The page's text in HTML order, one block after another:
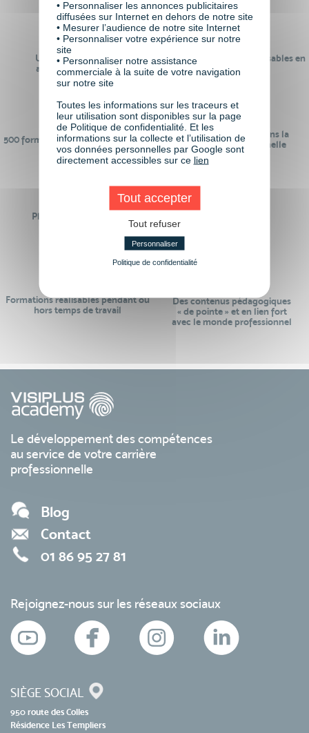
Un réseau de 22 000
anciens participants
100% des formations réalisables en
digital learning
500 formations pour se préparer au
monde de demain
24 ans d'expérience dans la
formation professionnelle
Plus de 50 formations
Formations réalisables pendant ou
hors temps de travail
Des contenus pédagogiques
« de pointe » et en lien fort
avec le monde professionnel
Le développement des compétences
au service de votre carrière
professionnelle
Blog
Contact
01 86 95 27 81
Rejoignez-nous sur les réseaux sociaux
SIÈGE SOCIAL
950 route des Colles
Résidence Les Templiers
• Personnaliser les annonces publicitaires
diffusées sur Internet en dehors de notre site
• Mesurer l’audience de notre site Internet
• Personnaliser votre expérience sur notre
site
• Personnaliser notre assistance
commerciale à la suite de votre navigation
sur notre site
Toutes les informations sur les traceurs et
leur utilisation sont disponibles sur la page
de Politique de confidentialité. Et les
informations sur la collecte et l’utilisation de
vos données personnelles par Google sont
directement accessibles sur ce lien
Tout accepter
Tout refuser
Personnaliser
Politique de confidentialité